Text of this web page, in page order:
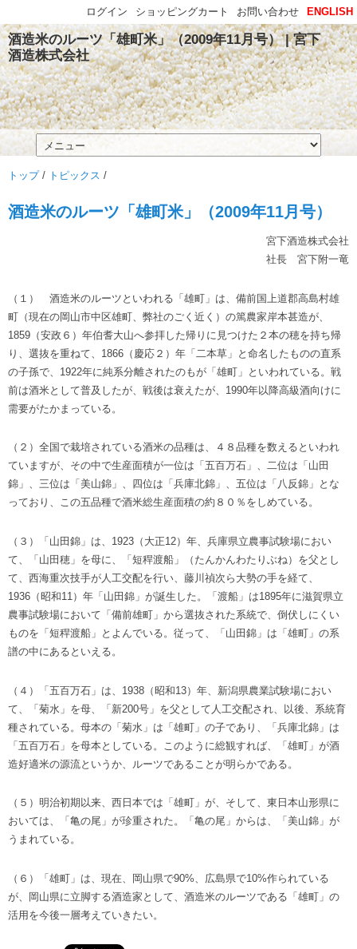
酒造米のルーツ「雄町米」（2009年11月号） | 宮下
酒造株式会社
トップ/ トピックス /
酒造米のルーツ「雄町米」（2009年11月号）
宮下酒造株式会社
社長 宮下附一竜
（１） 酒造米のルーツといわれる「雄町」は、備前国上道郡高島村雄
町（現在の岡山市中区雄町、弊社のごく近く）の篤農家岸本甚造が、
1859（安政６）年伯耆大山へ参拝した帰りに見つけた２本の穂を持ち帰
り、選抜を重ねて、1866（慶応２）年「二本草」と命名したものの直系
の子孫で、1922年に純系分離されたのもが「雄町」といわれている。戦
前は酒米として普及したが、戦後は衰えたが、1990年以降高級酒向けに
需要がたかまっている。
（２）全国で栽培されている酒米の品種は、４８品種を数えるといわれ
ていますが、その中で生産面積が一位は「五百万石」、二位は「山田
錦」、三位は「美山錦」、四位は「兵庫北錦」、五位は「八反錦」とな
っており、この五品種で酒米総生産面積の約８０％をしめている。
（３）「山田錦」は、1923（大正12）年、兵庫県立農事試験場におい
て、「山田穂」を母に、「短稈渡船」（たんかんわたりぶね）を父とし
て、西海重次技手が人工交配を行い、藤川禎次ら大勢の手を経て、
1936（昭和11）年「山田錦」が誕生した。「渡船」は1895年に滋賀県立
農事試験場において「備前雄町」から選抜された系統で、倒伏しにくい
ものを「短稈渡船」とよんでいる。従って、「山田錦」は「雄町」の系
譜の中にあるといえる。
（４）「五百万石」は、1938（昭和13）年、新潟県農業試験場におい
て、「菊水」を母、「新200号」を父として人工交配され、以後、系統育
種されている。母本の「菊水」は「雄町」の子であり、「兵庫北錦」は
「五百万石」を母本としている。このように総観すれば、「雄町」が酒
造好適米の源流というか、ルーツであることが明らかである。
（５）明治初期以来、西日本では「雄町」が、そして、東日本山形県に
おいては、「亀の尾」が珍重された。「亀の尾」からは、「美山錦」が
うまれている。
（６）「雄町」は、現在、岡山県で90%、広島県で10%作られている
が、岡山県に立脚する酒造家として、酒造米のルーツである「雄町」の
活用を今後一層考えていきたい。
ENGLISH
お問い合わせ
ショッピングカート
ログイン